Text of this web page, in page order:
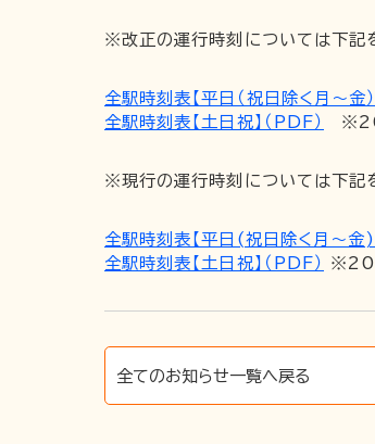
※改正の運行時刻については下記
全駅時刻表【平日（祝日除く月～金）
全駅時刻表【土日祝】（PDF）
※現行の運行時刻については下記
全駅時刻表【平日(祝日除く月～金)
全駅時刻表【土日祝】（PDF）
全てのお知らせ一覧へ戻る